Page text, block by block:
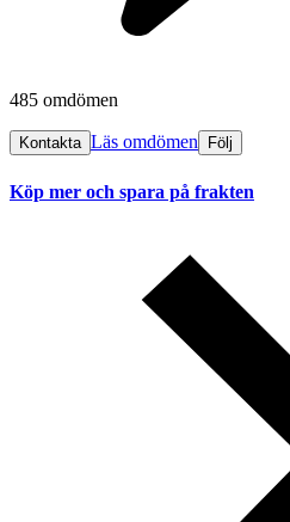
485 omdömen
Kontakta Läs omdömen Följ
Köp mer och spara på frakten